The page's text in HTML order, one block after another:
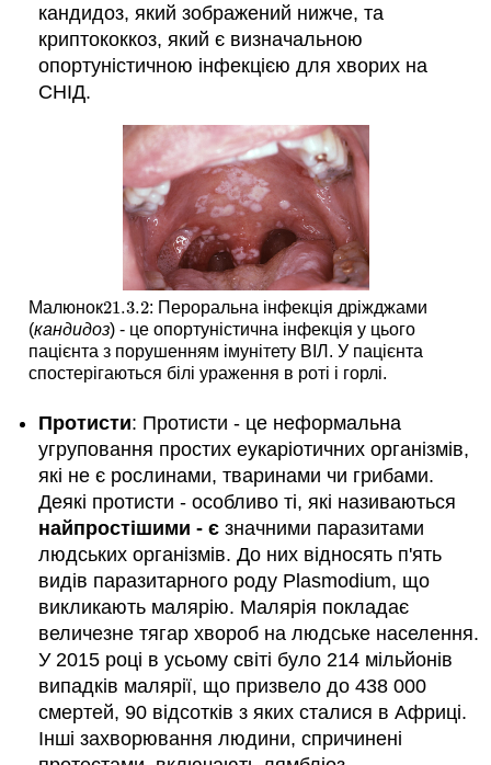
кандидоз, який зображений нижче, та
криптококкоз, який є визначальною
опортуністичною інфекцією для хворих на
СНІД.
Малюнок21.3.2
21.3.2: Пероральна інфекція дріжджами
(кандидоз) - це опортуністична інфекція у цього
пацієнта з порушенням імунітету ВІЛ. У пацієнта
спостерігаються білі ураження в роті і горлі.
Протисти: Протисти - це неформальна
угруповання простих еукаріотичних організмів,
які не є рослинами, тваринами чи грибами.
Деякі протисти - особливо ті, які називаються
найпростішими - є значними паразитами
людських організмів. До них відносять п'ять
видів паразитарного роду Plasmodium, що
викликають малярію. Малярія покладає
величезне тягар хвороб на людське населення.
У 2015 році в усьому світі було 214 мільйонів
випадків малярії, що призвело до 438 000
смертей, 90 відсотків з яких сталися в Африці.
Інші захворювання людини, спричинені